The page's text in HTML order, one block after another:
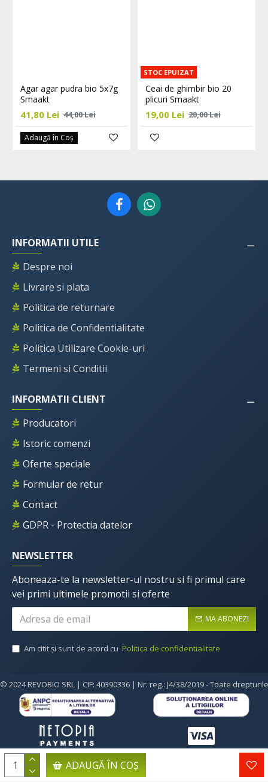
ADAUGĂ ÎN COŞ
Agar agar pudra bio 5x7g
Smaakt
41,80 Lei 44,00 Lei
Adaugă în Coş
STOC EPUIZAT
Ceai de ghimbir bio 20
plicuri Smaakt
19,00 Lei 20,00 Lei
INFORMATII UTILE
Despre noi
Livrare si plata
Politica de returnare
Politica de Confidentialitate
Politica Utilizare Cookie-uri
Termeni si Conditii
INFORMATII CLIENT
Producatori
Istoric comenzi
Oferte speciale
Formular de retur
Contact
GDPR - Protectia datelor
NEWSLETTER
Aboneaza-te la newsletter-ul nostru si fi primul care
vei primi ultimele promotii si oferte
MA ABONEZ!
Am citit şi sunt de acord cu Politica de confidentialitate
© 2024 REVOBIO SRL | CIF: 40390336 | Nr. reg.: J4/38/2019 - Toate